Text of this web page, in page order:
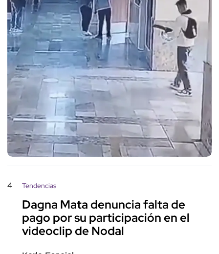
4 Tendencias
Dagna Mata denuncia falta de
pago por su participación en el
videoclip de Nodal